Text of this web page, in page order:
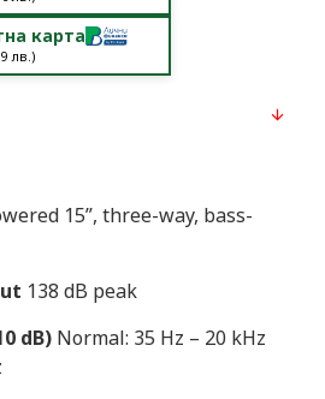
карта
лв.)
15”, three-way, bass-
138 dB peak
dB) Normal: 35 Hz – 20 kHz